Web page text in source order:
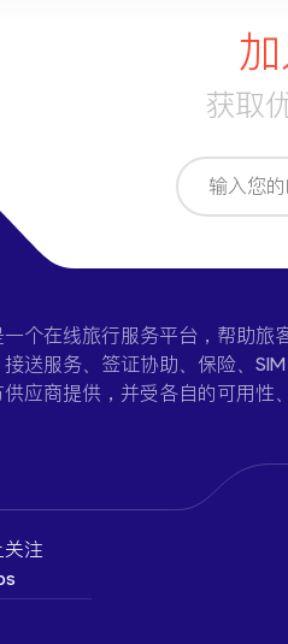
获取
个在线旅行服务平台，帮助旅
送服务、签证协助、保险、
应商提供，并受各自的可用性
注